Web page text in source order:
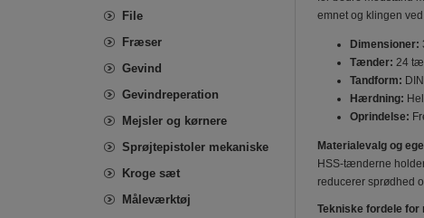
emnet og klingen
Dimensioner:
Tænder: 24
Tandform:
Hærdning:
Oprindelse:
Materialevalg og
HSS-tænderne
reducerer sprødhed
Tekniske fordele for
File
Fræser
Gevind
Gevindreperation
Mejsler og kørnere
Sprøjtepistoler mekaniske
Kroge sæt
Måleværktøj